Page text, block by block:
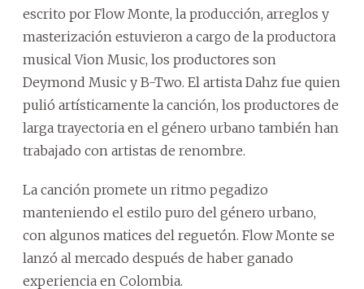
escrito por Flow Monte, la producción, arreglos y
masterización estuvieron a cargo de la productora
musical Vion Music, los productores son
Deymond Music y B-Two. El artista Dahz fue quien
pulió artísticamente la canción, los productores de
larga trayectoria en el género urbano también han
trabajado con artistas de renombre.
La canción promete un ritmo pegadizo
manteniendo el estilo puro del género urbano,
con algunos matices del reguetón. Flow Monte se
lanzó al mercado después de haber ganado
experiencia en Colombia.